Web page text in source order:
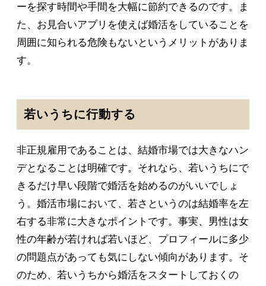
ーを探す時間や手間を大幅に節約できるのです。ま
た、お見合いアプリを使えば婚活をしていることを
周囲に知られる危険もないというメリットがありま
す。
若いうちに行動する
非正規雇用であることは、結婚市場では大きなハン
デとなることは明確です。それなら、若いうちにで
きるだけ早い段階で婚活を始めるのがいいでしょ
う。婚活市場において、若さというのは結婚率を左
右する非常に大きなポイントです。事実、男性は女
性の年齢が若ければ若いほど、プロフィールに多少
の問題点があっても気にしない傾向があります。そ
のため、若いうちから婚活をスタートしておくの